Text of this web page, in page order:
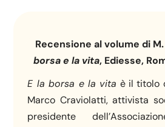
Recensione al volume di
borsa e la vita, Ediesse,
E la borsa e la vita è il titolo
Marco Craviolatti, attivista
presidente